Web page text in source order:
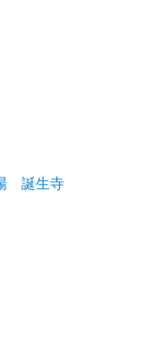
誕生寺